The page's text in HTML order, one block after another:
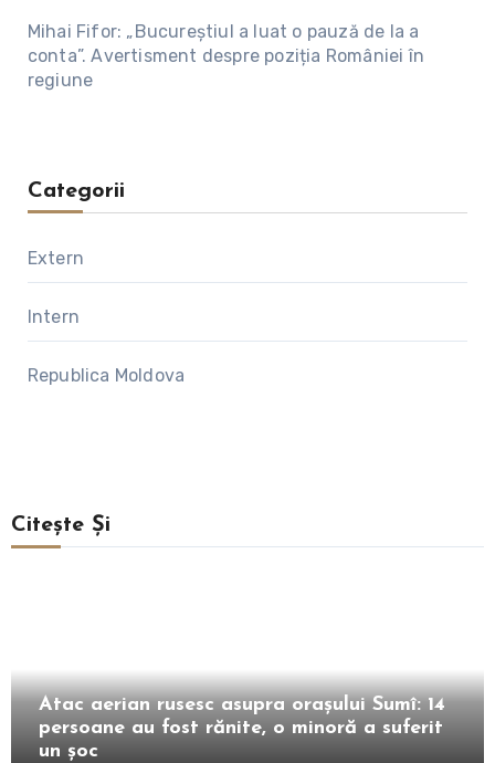
Mihai Fifor: „Bucureștiul a luat o pauză de la a
conta”. Avertisment despre poziția României în
regiune
Categorii
Extern
Intern
Republica Moldova
Citește Și
Atac aerian rusesc asupra orașului Sumî: 14
persoane au fost rănite, o minoră a suferit
un șoc